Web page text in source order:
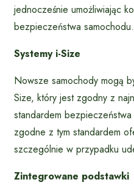
jednocześnie umożliwiając
bezpieczeństwa samochodu.
Systemy i-Size
Nowsze samochody mogą
Size, który jest zgodny z
standardem
zgodne z tym standardem
szczególnie w przypadku
Zintegrowane podstawki